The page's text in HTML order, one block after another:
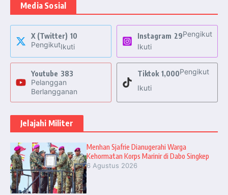
Media Sosial
X (Twitter) 10
PengikutIkuti
Instagram 29Pengikut
Ikuti
Youtube 383
Pelanggan
Berlangganan
Tiktok 1,000Pengikut
Ikuti
Jelajahi Militer
Menhan Sjafrie Dianugerahi Warga
Kehormatan Korps Marinir di Dabo Singkep
6 Agustus 2026